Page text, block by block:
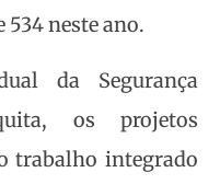
neste ano.
da Segurança
os projetos
trabalho integrado